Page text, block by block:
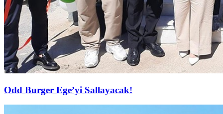
Odd Burger Ege’yi Sallayacak!